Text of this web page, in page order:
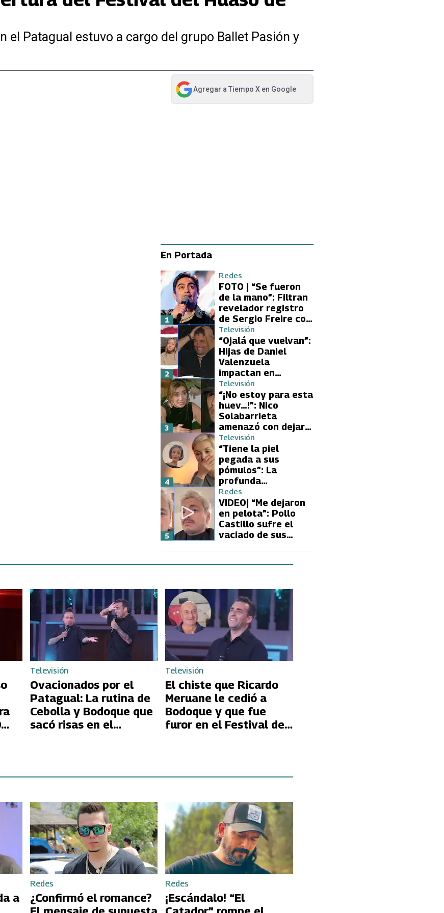
el Patagual estuvo a cargo del grupo Ballet Pasión y
Agregar a Tiempo Xen Google
abre en nueva pestaña
En Portada
Redes
FOTO | “Se fueron
de la mano”: Filtran
revelador registro
de Sergio Freire con
supuesta nueva
conquista
1
Televisión
“Ojalá que vuelvan”:
Hijas de Daniel
Valenzuela
impactan en
Volverías con tu Ex
2 con directa
petición a su papá
sobre Yamila Reyna
2
Televisión
“¡No estoy para esta
huev…!”: Nico
Solabarrieta
amenazó con dejar
Volverías con tu Ex
tras encontrón con
Carmen Gloria
Arroyo
3
Televisión
“Tiene la piel
pegada a sus
pómulos”: La
profunda
preocupación de
Fran García-
Huidobro por la
extrema delgadez
de Kathy Orellana
4
Redes
VIDEO| “Me dejaron
en pelota”: Pollo
Castillo sufre el
vaciado de sus
5
Televisión
Ovacionados por el
Patagual: La rutina de
Cebolla y Bodoque que
sacó risas en el
Televisión
El chiste que Ricardo
Meruane le cedió a
Bodoque y que fue
furor en el Festival del
a
Redes
¿Confirmó el romance?
Redes
¡Escándalo! “El